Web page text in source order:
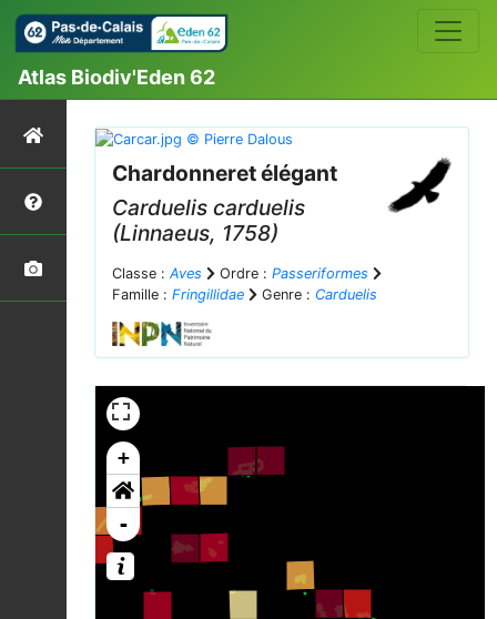
Atlas Biodiv'Eden 62
Chardonneret élégant
Carduelis carduelis
(Linnaeus, 1758)
Classe : Aves Ordre : Passeriformes
Famille : Fringillidae Genre : Carduelis
+
-